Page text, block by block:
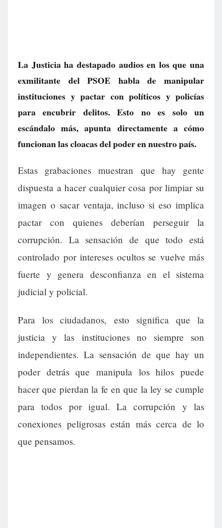
La Justicia ha destapado audios en los que una
exmilitante del PSOE habla de manipular
instituciones y pactar con políticos y policías
para encubrir delitos. Esto no es solo un
escándalo más, apunta directamente a cómo
funcionan las cloacas del poder en nuestro país.
Estas grabaciones muestran que hay gente
dispuesta a hacer cualquier cosa por limpiar su
imagen o sacar ventaja, incluso si eso implica
pactar con quienes deberían perseguir la
corrupción. La sensación de que todo está
controlado por intereses ocultos se vuelve más
fuerte y genera desconfianza en el sistema
judicial y policial.
Para los ciudadanos, esto significa que la
justicia y las instituciones no siempre son
independientes. La sensación de que hay un
poder detrás que manipula los hilos puede
hacer que pierdan la fe en que la ley se cumple
para todos por igual. La corrupción y las
conexiones peligrosas están más cerca de lo
que pensamos.